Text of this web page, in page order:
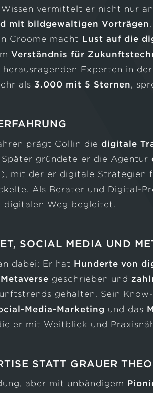
vermittelt er nicht nur
mit bildgewaltigen Vorträgen
Croome macht Lust auf die
Verständnis für
herausragenden Experten in
als 3.000 mit 5 Sternen,
prägt Collin die digitale
Später gründete er die Agentur
mit der er digitale Strategien
Als Berater und Digital-
digitalen Weg begleitet.
SOCIAL MEDIA UND
dabei: Er hat Hunderte von
Metaverse geschrieben und
gehalten. Sein
Media-Marketing und das
er mit Weitblick und
STATT GRAUER
aber mit unbändigem